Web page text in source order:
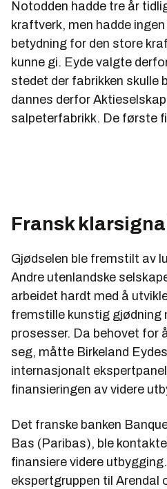
Notodden hadde tre år
kraftverk, men hadde
betydning for den store
kunne gi. Eyde valgte
stedet der fabrikken skulle
dannes derfor
salpeterfabrikk. De første
Fransk klarsignal
Gjødselen ble fremstilt av
Andre utenlandske
arbeidet hardt med å
fremstille kunstig gjødning
prosesser. Da behovet for
seg, måtte Birkeland
internasjonalt
finansieringen av videre
Det franske banken
Bas (Paribas), ble
finansiere videre
ekspertgruppen til Arendal